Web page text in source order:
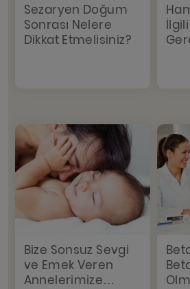
Sezaryen Doğum
Sonrası Nelere
Dikkat Etmelisiniz?
Bize Sonsuz Sevgi
ve Emek Veren
Annelerimize…